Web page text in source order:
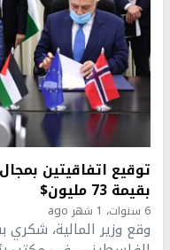
توقيع اتفاقيتين
بقيمة 73 مليون$
6 سنوات، 1 شهر ago
وقع وزير المالية، شكري